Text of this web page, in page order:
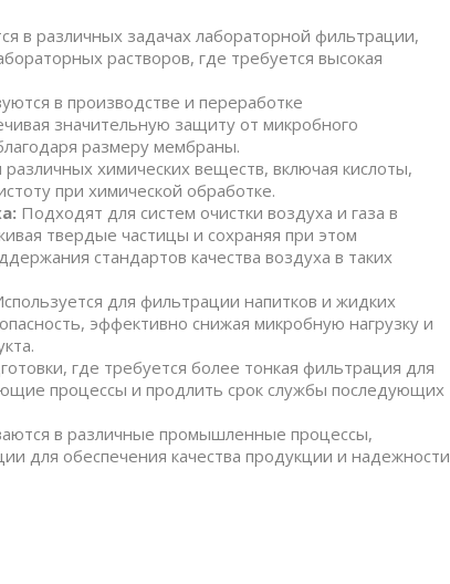
в различных задачах лабораторной фильтрации,
растворов, где требуется высокая
в производстве и переработке
значительную защиту от микробного
размеру мембраны.
химических веществ, включая кислоты,
при химической обработке.
Подходят для систем очистки воздуха и газа в
твердые частицы и сохраняя при этом
стандартов качества воздуха в таких
для фильтрации напитков и жидких
эффективно снижая микробную нагрузку и
где требуется более тонкая фильтрация для
процессы и продлить срок службы последующих
в различные промышленные процессы,
обеспечения качества продукции и надежности